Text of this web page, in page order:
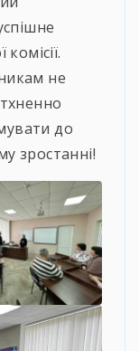
не
до
зростанні!